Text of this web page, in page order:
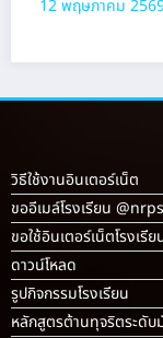
12 พฤษภาคม
วิธีใช้งานอินเตอร์เน็ต
ขออีเมล์โรงเรียน
ขอใช้อินเตอร์เน็ตโรงเรีย
ดาวน์โหลด
รูปกิจกรรมโรงเรียน
หลักสูตรต้านทุจริตระดั